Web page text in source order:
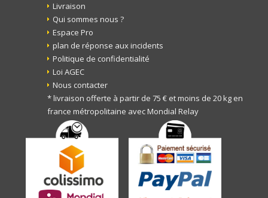
Livraison
Qui sommes nous ?
Espace Pro
plan de réponse aux incidents
Politique de confidentialité
Loi AGEC
Nous contacter
* livraison offerte à partir de 75 € et moins de 20 kg en
france métropolitaine avec Mondial Relay